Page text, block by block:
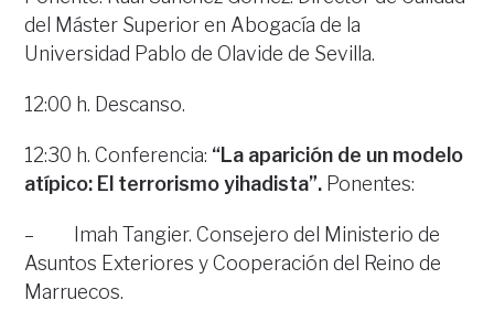
del Máster Superior en Abogacía de la
Universidad Pablo de Olavide de Sevilla.
12:00 h. Descanso.
12:30 h. Conferencia: “La aparición de un modelo
atípico: El terrorismo yihadista”. Ponentes:
– Imah Tangier. Consejero del Ministerio de
Asuntos Exteriores y Cooperación del Reino de
Marruecos.